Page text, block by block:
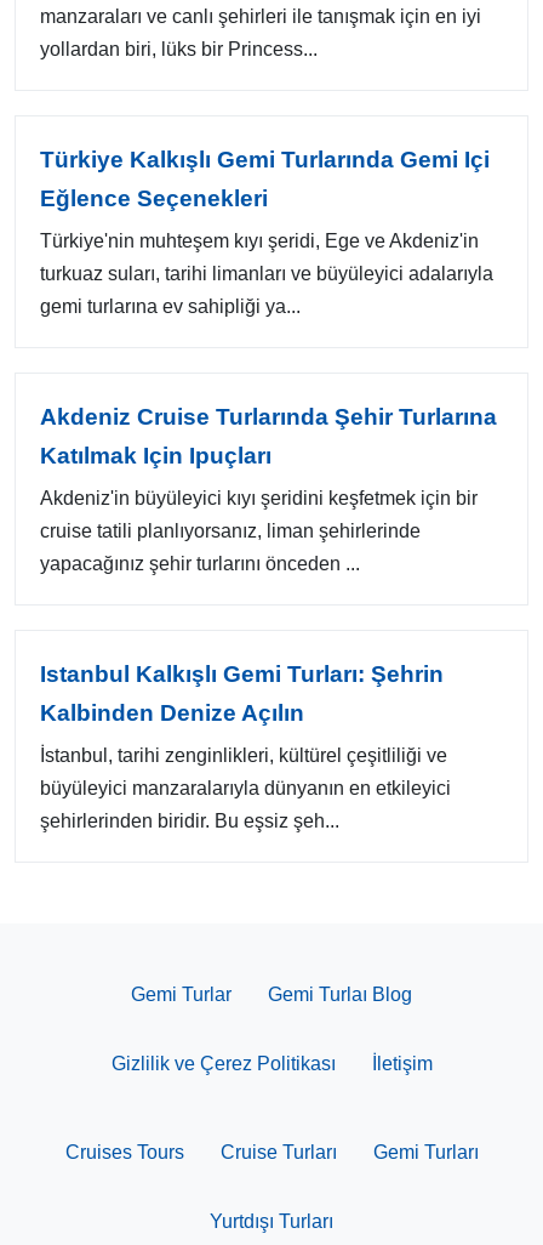
manzaraları ve canlı şehirleri ile tanışmak için en iyi
yollardan biri, lüks bir Princess...
Türkiye Kalkışlı Gemi Turlarında Gemi Içi
Eğlence Seçenekleri
Türkiye'nin muhteşem kıyı şeridi, Ege ve Akdeniz'in
turkuaz suları, tarihi limanları ve büyüleyici adalarıyla
gemi turlarına ev sahipliği ya...
Akdeniz Cruise Turlarında Şehir Turlarına
Katılmak Için Ipuçları
Akdeniz'in büyüleyici kıyı şeridini keşfetmek için bir
cruise tatili planlıyorsanız, liman şehirlerinde
yapacağınız şehir turlarını önceden ...
Istanbul Kalkışlı Gemi Turları: Şehrin
Kalbinden Denize Açılın
İstanbul, tarihi zenginlikleri, kültürel çeşitliliği ve
büyüleyici manzaralarıyla dünyanın en etkileyici
şehirlerinden biridir. Bu eşsiz şeh...
Gemi Turlar Gemi Turlaı Blog
Gizlilik ve Çerez Politikası İletişim
Cruises Tours Cruise Turları Gemi Turları
Yurtdışı Turları